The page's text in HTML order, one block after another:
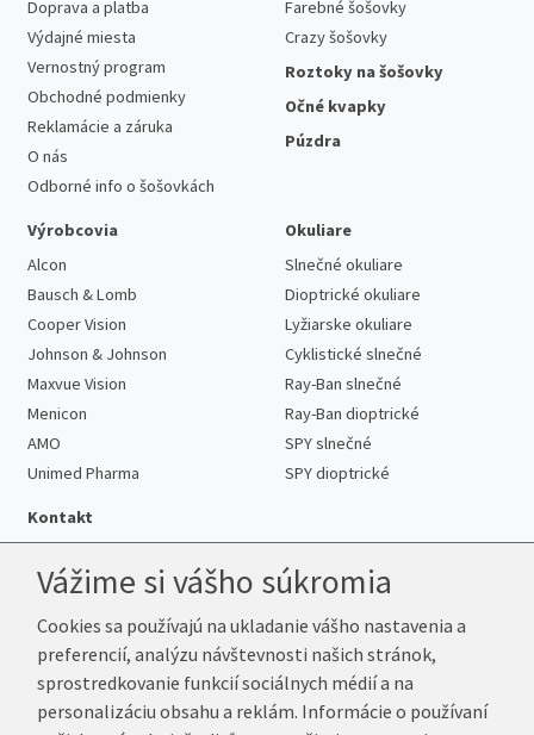
Doprava a platba
Výdajné miesta
Vernostný program
Obchodné podmienky
Reklamácie a záruka
O nás
Odborné info o šošovkách
Farebné šošovky
Crazy šošovky
Roztoky na šošovky
Očné kvapky
Púzdra
Výrobcovia
Alcon
Bausch & Lomb
Cooper Vision
Johnson & Johnson
Maxvue Vision
Menicon
AMO
Unimed Pharma
Okuliare
Slnečné okuliare
Dioptrické okuliare
Lyžiarske okuliare
Cyklistické slnečné
Ray-Ban slnečné
Ray-Ban dioptrické
SPY slnečné
SPY dioptrické
Kontakt
Telefón:+421 222 205 863
E-mail:info@k-sosovky.sk
Reklamačná adresa
Vážime si vášho súkromia
Cookies sa používajú na ukladanie vášho nastavenia a
preferencií, analýzu návštevnosti našich stránok,
sprostredkovanie funkcií sociálnych médií a na
personalizáciu obsahu a reklám. Informácie o používaní